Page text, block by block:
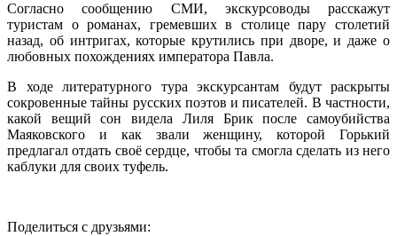
Согласно сообщению СМИ, экскурсоводы расскажут
туристам о романах, гремевших в столице пару столетий
назад, об интригах, которые крутились при дворе, и даже о
любовных похождениях императора Павла.
В ходе литературного тура экскурсантам будут раскрыты
сокровенные тайны русских поэтов и писателей. В частности,
какой вещий сон видела Лиля Брик после самоубийства
Маяковского и как звали женщину, которой Горький
предлагал отдать своё сердце, чтобы та смогла сделать из него
каблуки для своих туфель.
Поделиться с друзьями: